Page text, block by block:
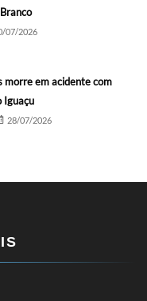
07/2026
morre em acidente com
Iguaçu
28/07/2026